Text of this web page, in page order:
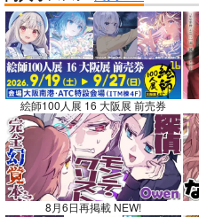
絵師100人展 16 大阪展 前売券
8月6日再掲載 NEW!